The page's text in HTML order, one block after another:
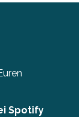
Spotify